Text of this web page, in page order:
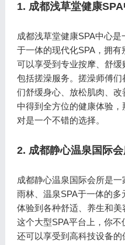
1. 成都浅草堂健康
成都浅草堂健康SPA中心
于一体的现代化SPA，拥
可以享受到专业按摩、舒
包括搓澡服务。搓澡师傅
们舒缓身心、放松肌肉、
中得到全方位的健康体验
对是一个不错的选择。
2. 成都静心温泉国际
成都静心温泉国际会所是
雨林、温泉SPA于一体的
体验到各种舒适、养生和
这个大型SPA平台上，你不
还可以享受到高科技设备